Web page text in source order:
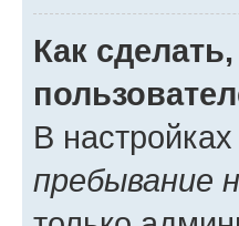
Как
В
пребывание